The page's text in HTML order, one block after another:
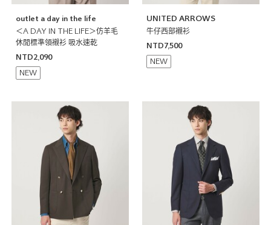
outlet a day in the life
＜A DAY IN THE LIFE＞仿羊毛
休閒標準領襯衫 吸水速乾
NTD2,090
NEW
UNITED ARROWS
牛仔西部襯衫
NTD7,500
NEW